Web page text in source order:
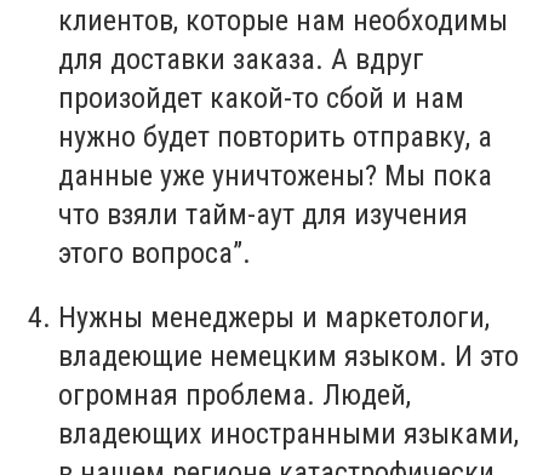
клиентов, которые нам необходимы
для доставки заказа. А вдруг
произойдет какой-то сбой и нам
нужно будет повторить отправку, а
данные уже уничтожены? Мы пока
что взяли тайм-аут для изучения
этого вопроса”.
Нужны менеджеры и маркетологи,
владеющие немецким языком. И это
огромная проблема. Людей,
владеющих иностранными языками,